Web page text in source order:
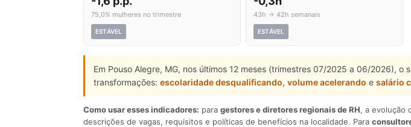
75,0% mulheres no trimestre
ESTÁVEL
43h → 42h semanais
ESTÁVEL
Em Pouso Alegre, MG, nos últimos 12 meses (trimestres 07/2025 a 06/2026), o
transformações: escolaridade desqualificando, volume acelerando e salário
Como usar esses indicadores: para gestores e diretores regionais de RH, a evolução
descrições de vagas, requisitos e políticas de benefícios na localidade. Para